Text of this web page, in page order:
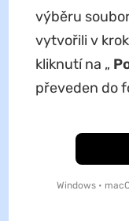
výběru
vytvořili v
kliknutí na „
převeden do
Windows •